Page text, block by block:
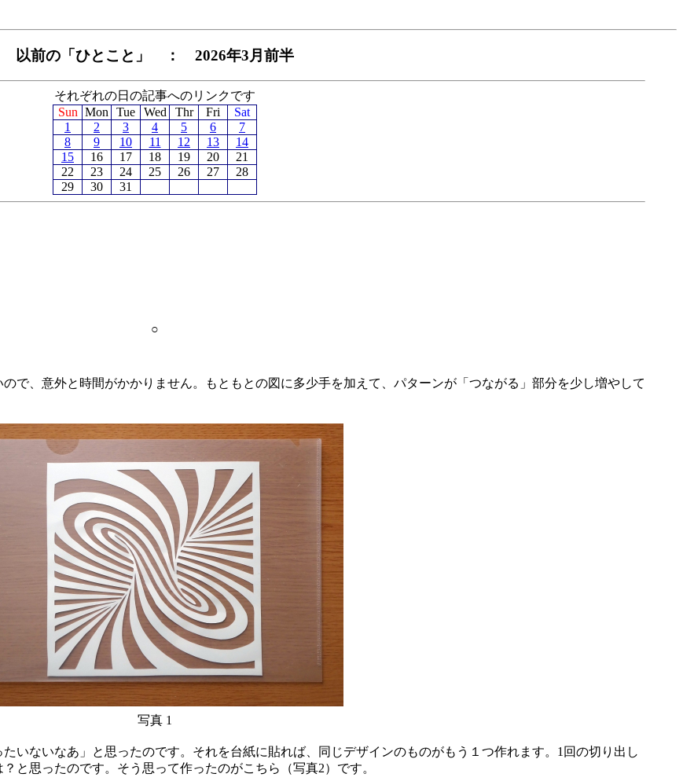
以前の「ひとこと」 ： 2026年3月前半
それぞれの日の記事へのリンクです
Sun Mon Tue Wed Thr Fri
Sat
1
2 3 4 5 6
7
8
9 10 11 12 13
14
15
16 17 18 19 20
21
22
23 24 25 26 27
28
29
30 31
○
で、意外と時間がかかりません。もともとの図に多少手を加えて、パターンが「つながる」部分を少し増やして
写真 1
いないなあ」と思ったのです。それを台紙に貼れば、同じデザインのものがもう１つ作れます。1回の切り出し
と思ったのです。そう思って作ったのがこちら（写真2）です。